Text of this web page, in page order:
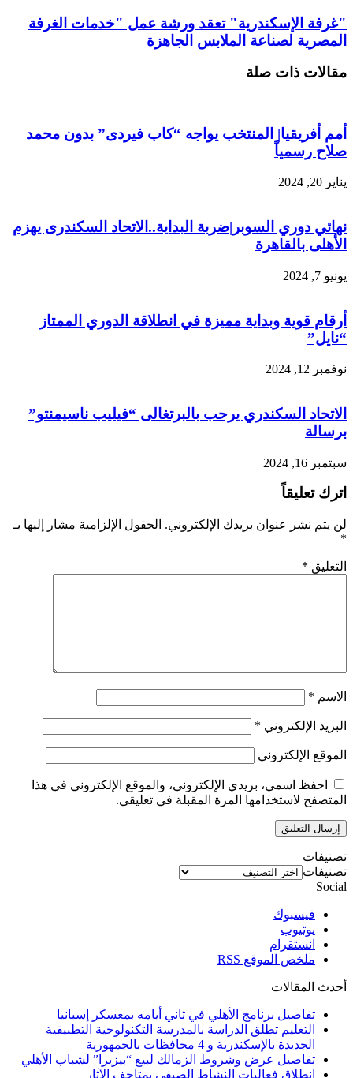
"غرفة الإسكندرية" تعقد ورشة عمل "خدمات الغرفة
المصرية لصناعة الملابس الجاهزة
مقالات ذات صلة
أمم أفريقيا| المنتخب يواجه “كاب فيردى” بدون محمد
صلاح رسمياً
يناير 20, 2024
نهائي دوري السوبر|ضربة البداية..الاتحاد السكندرى يهزم
الأهلى بالقاهرة
يونيو 7, 2024
أرقام قوية وبداية مميزة في انطلاقة الدوري الممتاز
“نايل”
نوفمبر 12, 2024
الاتحاد السكندري يرحب بالبرتغالى “فيليب ناسيمنتو”
برسالة
سبتمبر 16, 2024
اترك تعليقاً
لن يتم نشر عنوان بريدك الإلكتروني. الحقول الإلزامية مشار إليها بـ
*
التعليق *
الاسم *
البريد الإلكتروني *
الموقع الإلكتروني
احفظ اسمي، بريدي الإلكتروني، والموقع الإلكتروني في هذا
المتصفح لاستخدامها المرة المقبلة في تعليقي.
تصنيفات
تصنيفات
Social
فيسبوك
يوتيوب
انستقرام
ملخص الموقع RSS
أحدث المقالات
تفاصيل برنامج الأهلي في ثاني أيامه بمعسكر إسبانيا
التعليم تطلق الدراسة بالمدرسة التكنولوجية التطبيقية
الجديدة بالإسكندرية و 4 محافظات بالجمهورية
تفاصيل عرض وشروط الزمالك لبيع “بيزيرا” لشباب الأهلي
انطلاق فعاليات النشاط الصيفي بمتاحف الآثار